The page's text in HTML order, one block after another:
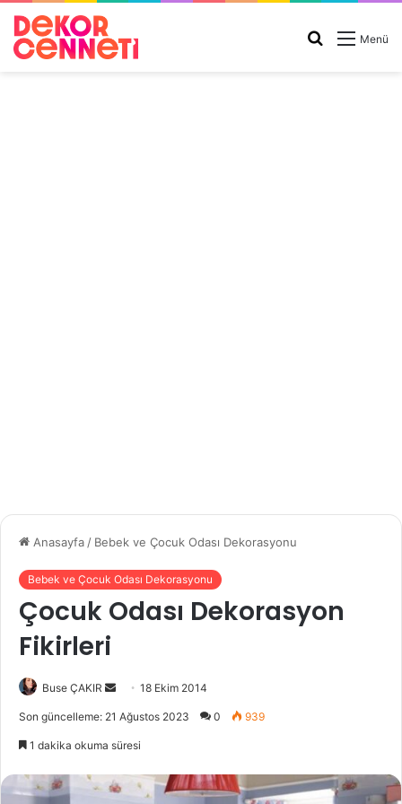
Menü
Arama
Anasayfa / Bebek ve Çocuk Odası Dekorasyonu
Bebek ve Çocuk Odası Dekorasyonu
Çocuk Odası Dekorasyon
Fikirleri
Buse ÇAKIR
e
-
p
18 Ekim 2014
Son güncelleme: 21 Ağustos 2023 0 939
1 dakika okuma süresi